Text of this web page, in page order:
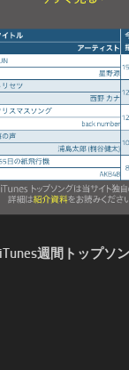
週間トップソ